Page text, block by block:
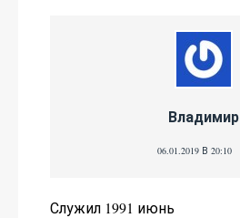
Владимир
06.01.2019 В 20:10
Служил 1991 июнь